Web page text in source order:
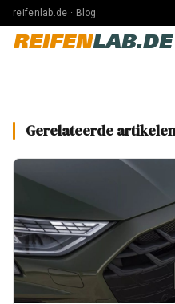
reifenlab.de · Blog
REIFENLAB.DE
Gerelateerde artikelen